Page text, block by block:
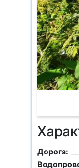
Дорога: